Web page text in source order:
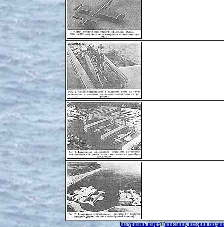
[на уровень вверх] [описание, история